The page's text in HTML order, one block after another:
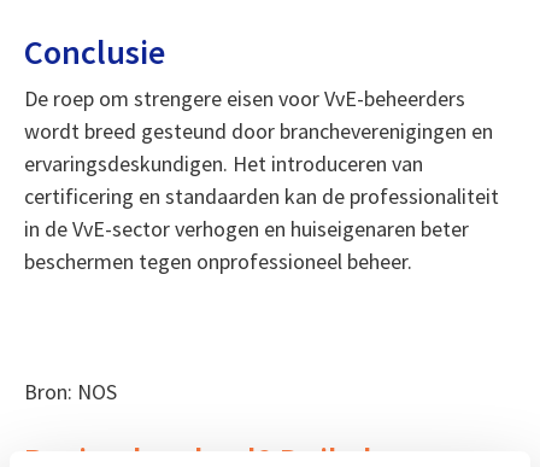
Conclusie
De roep om strengere eisen voor VvE-beheerders
wordt breed gesteund door brancheverenigingen en
ervaringsdeskundigen. Het introduceren van
certificering en standaarden kan de professionaliteit
in de VvE-sector verhogen en huiseigenaren beter
beschermen tegen onprofessioneel beheer.
Bron: NOS